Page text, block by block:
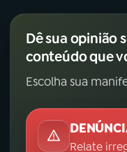
Dê sua opinião
conteúdo que
Escolha sua
Relate